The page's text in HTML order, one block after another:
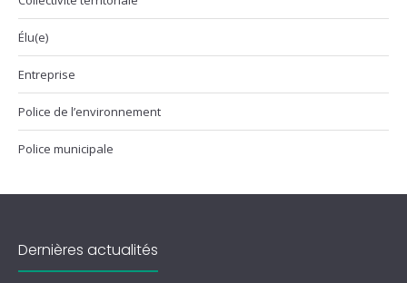
Élu(e)
Entreprise
Police de l’environnement
Police municipale
Dernières actualités